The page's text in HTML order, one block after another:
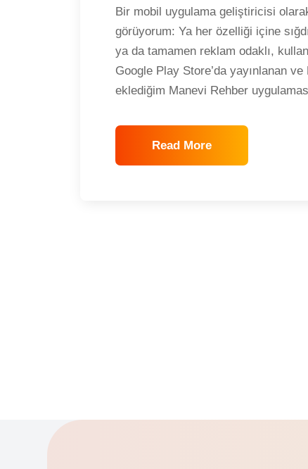
Bir mobil uygulama geliştiricisi
görüyorum: Ya her özelliği içine
ya da tamamen reklam odaklı,
Google Play Store’da yayınlanan
eklediğim Manevi Rehber
Read More